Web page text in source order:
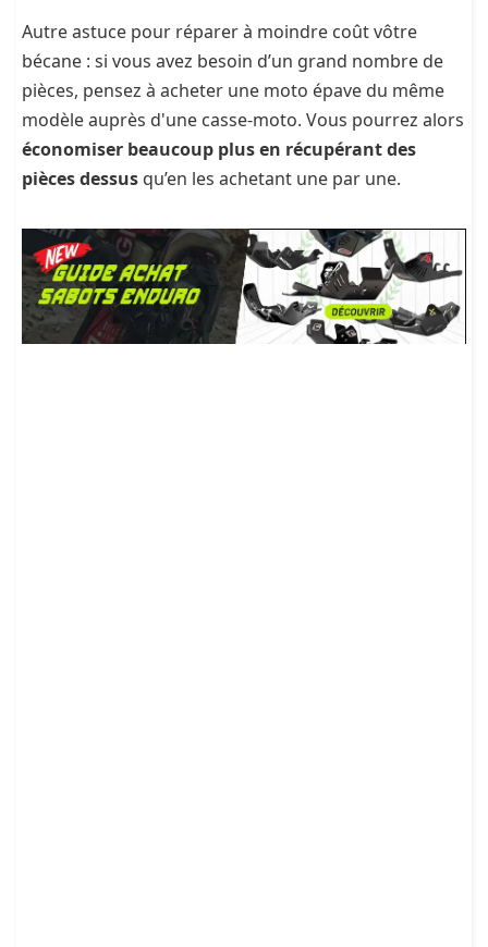
Autre astuce pour réparer à moindre coût vôtre
bécane : si vous avez besoin d’un grand nombre de
pièces, pensez à acheter une moto épave du même
modèle auprès d'une casse-moto. Vous pourrez alors
économiser beaucoup plus en récupérant des
pièces dessus qu’en les achetant une par une.